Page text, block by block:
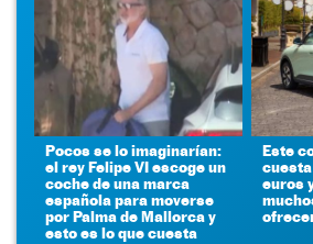
Pocos se lo imaginarían:
el rey Felipe VI escoge un
coche de una marca
española para moverse
por Palma de Mallorca y
esto es lo que cuesta
Este
euros